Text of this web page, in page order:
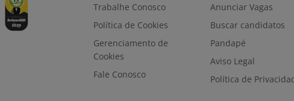
Trabalhe Conosco
Política de Cookies
Gerenciamento de
Cookies
Fale Conosco
Anunciar Vagas
Buscar candidatos
Pandapé
Aviso Legal
Política de